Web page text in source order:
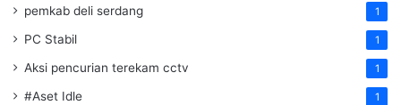
pemkab deli serdang 1
PC Stabil 1
Aksi pencurian terekam cctv 1
#Aset Idle 1